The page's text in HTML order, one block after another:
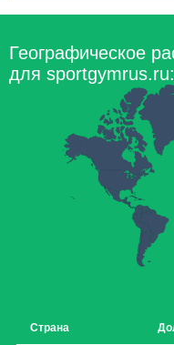
Географическое
для sportgymrus.ru:
Страна